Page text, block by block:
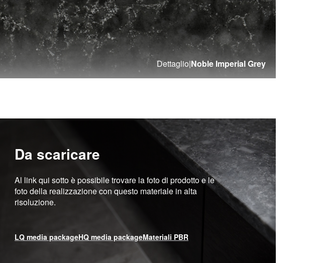
Dettaglio|Noble Imperial Grey
Da scaricare
Al link qui sotto è possibile trovare la foto di prodotto e le
foto della realizzazione con questo materiale in alta
risoluzione.
LQ media packageHQ media packageMateriali PBR